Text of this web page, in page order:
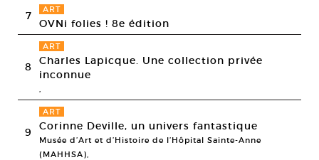
7 ART
OVNi folies ! 8e édition
8
ART
Charles Lapicque. Une collection privée
inconnue
,
9
ART
Corinne Deville, un univers fantastique
Musée d’Art et d’Histoire de l’Hôpital Sainte-Anne
(MAHHSA),